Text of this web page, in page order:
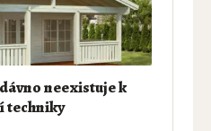
neexistuje k
techniky